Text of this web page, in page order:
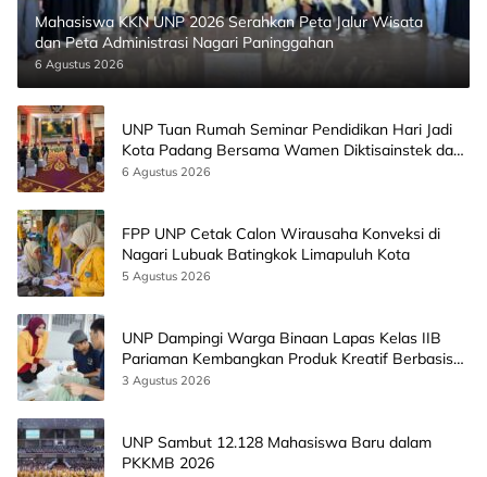
Mahasiswa KKN UNP 2026 Serahkan Peta Jalur Wisata
dan Peta Administrasi Nagari Paninggahan
6 Agustus 2026
UNP Tuan Rumah Seminar Pendidikan Hari Jadi
Kota Padang Bersama Wamen Diktisainstek dan
CEO EMGS Malaysia
6 Agustus 2026
FPP UNP Cetak Calon Wirausaha Konveksi di
Nagari Lubuak Batingkok Limapuluh Kota
5 Agustus 2026
UNP Dampingi Warga Binaan Lapas Kelas IIB
Pariaman Kembangkan Produk Kreatif Berbasis
AI
3 Agustus 2026
UNP Sambut 12.128 Mahasiswa Baru dalam
PKKMB 2026